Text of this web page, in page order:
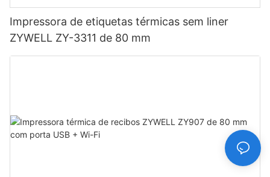
Impressora de etiquetas térmicas sem liner
ZYWELL ZY-3311 de 80 mm